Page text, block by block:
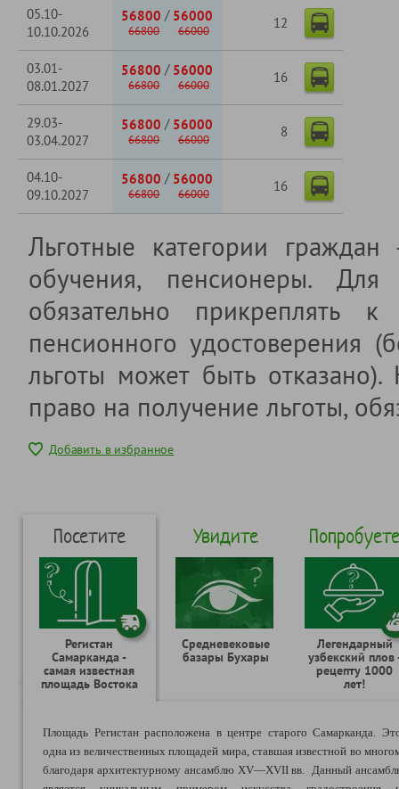
05.10-
10.10.2026
56800 / 56000
66800 66000
12
03.01-
08.01.2027
56800 / 56000
66800 66000
16
29.03-
03.04.2027
56800 / 56000
66800 66000
8
04.10-
09.10.2027
56800 / 56000
66800 66000
16
Льготные категории
обучения, пенсионеры. Для
обязательно прикреплять
пенсионного удостоверения
льготы может быть
право на получение льготы,
Добавить в избранное
Посетите
Регистан
Самарканда -
самая известная
площадь Востока
Увидите
Средневековые
базары Бухары
Попробуете
Легендарный
узбекский плов
рецепту 1000
лет!
Площадь Регистан расположена в центре старого Самарканда.
одна из величественных площадей мира, ставшая известной во
благодаря архитектурному ансамблю XV—XVII вв.Данный